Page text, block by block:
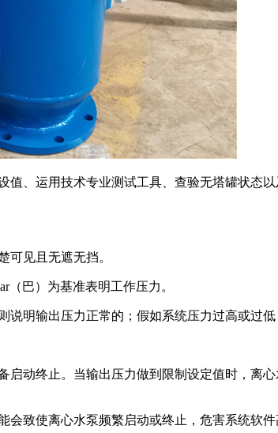
、运用技术专业测试工具、查验无塔罐状态
可见且无遮无挡。
巴）为基准表明工作压力。
明输出压力正常的；假如系统压力过高或过低
动终止。当输出压力做到限制设定值时，离
致使离心水泵频繁启动或终止，危害系统软件